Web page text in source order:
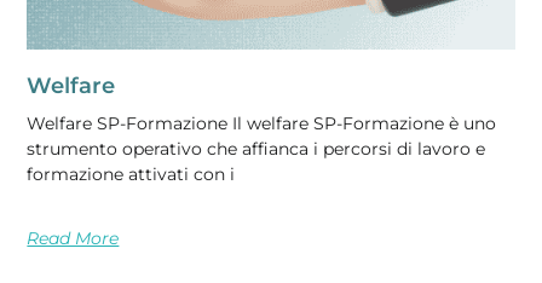
Welfare
Welfare SP-Formazione Il welfare SP-Formazione è uno
strumento operativo che affianca i percorsi di lavoro e
formazione attivati con i
Read More